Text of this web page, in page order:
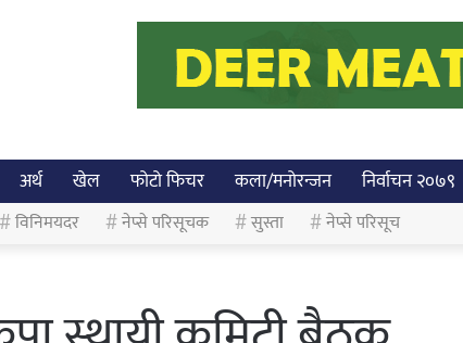
अर्थ खेल फोटो फिचर कला/मनोरन्जन निर्वाचन २०७९
विनिमयदर नेप्से परिसूचक सुस्ता नेप्से परिसूच